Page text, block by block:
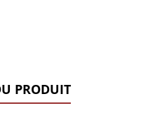
PRODUIT